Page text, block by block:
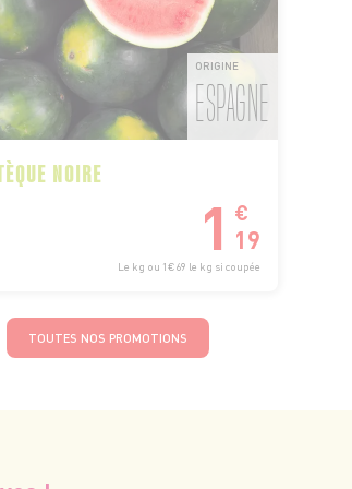
ORIGINE
ESPAGNE
NOIRE
1 €
19
Le kg ou 1€69 le kg si coupée
TOUTES NOS PROMOTIONS